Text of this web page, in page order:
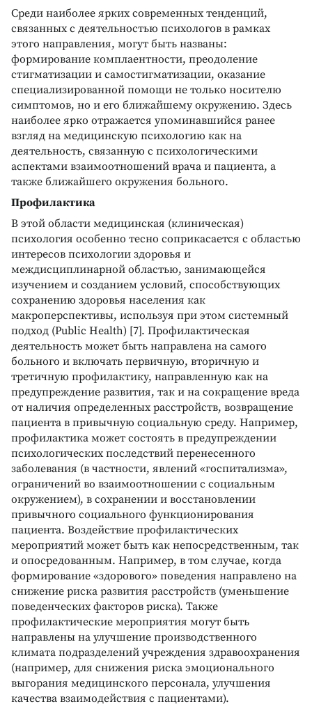
Среди наиболее ярких современных тенденций,
связанных с деятельностью психологов в рамках
этого направления, могут быть названы:
формирование комплаентности, преодоление
стигматизации и самостигматизации, оказание
специализированной помощи не только носителю
симптомов, но и его ближайшему окружению. Здесь
наиболее ярко отражается упоминавшийся ранее
взгляд на медицинскую психологию как на
деятельность, связанную с психологическими
аспектами взаимоотношений врача и пациента, а
также ближайшего окружения больного.
Профилактика
В этой области медицинская (клиническая)
психология особенно тесно соприкасается с областью
интересов психологии здоровья и
междисциплинарной областью, занимающейся
изучением и созданием условий, способствующих
сохранению здоровья населения как
макроперспективы, используя при этом системный
подход (Public Health) [7]. Профилактическая
деятельность может быть направлена на самого
больного и включать первичную, вторичную и
третичную профилактику, направленную как на
предупреждение развития, так и на сокращение вреда
от наличия определенных расстройств, возвращение
пациента в привычную социальную среду. Например,
профилактика может состоять в предупреждении
психологических последствий перенесенного
заболевания (в частности, явлений «госпитализма»,
ограничений во взаимоотношении с социальным
окружением), в сохранении и восстановлении
привычного социального функционирования
пациента. Воздействие профилактических
мероприятий может быть как непосредственным, так
и опосредованным. Например, в том случае, когда
формирование «здорового» поведения направлено на
снижение риска развития расстройств (уменьшение
поведенческих факторов риска). Также
профилактические мероприятия могут быть
направлены на улучшение производственного
климата подразделений учреждения здравоохранения
(например, для снижения риска эмоционального
выгорания медицинского персонала, улучшения
качества взаимодействия с пациентами).